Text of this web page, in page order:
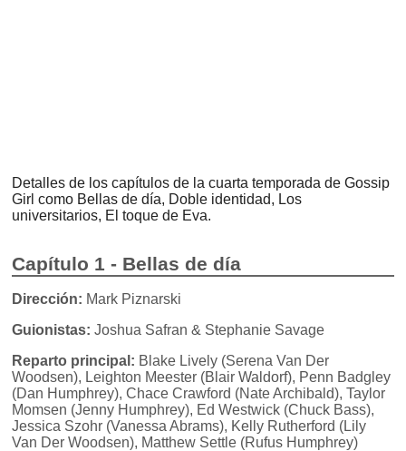
Detalles de los capítulos de la cuarta temporada de Gossip
Girl como Bellas de día, Doble identidad, Los
universitarios, El toque de Eva.
Capítulo 1 - Bellas de día
Dirección: Mark Piznarski
Guionistas: Joshua Safran & Stephanie Savage
Reparto principal: Blake Lively (Serena Van Der
Woodsen), Leighton Meester (Blair Waldorf), Penn Badgley
(Dan Humphrey), Chace Crawford (Nate Archibald), Taylor
Momsen (Jenny Humphrey), Ed Westwick (Chuck Bass),
Jessica Szohr (Vanessa Abrams), Kelly Rutherford (Lily
Van Der Woodsen), Matthew Settle (Rufus Humphrey)